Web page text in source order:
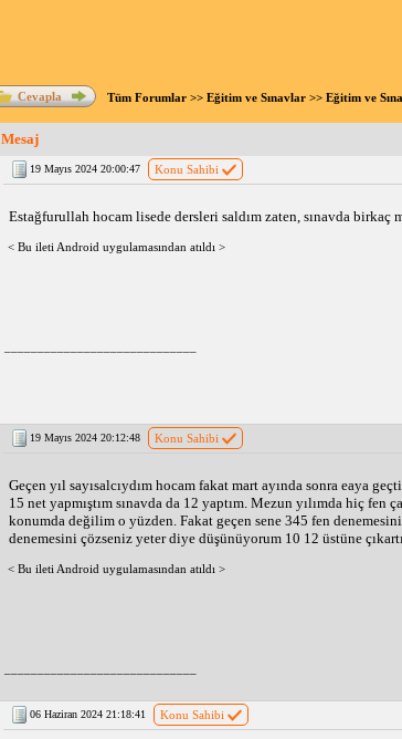
Cevapla Tüm Forumlar>> Eğitim ve Sınavlar>> Eğitim ve
Mesaj
19 Mayıs 2024 20:00:47 Konu Sahibi
Estağfurullah hocam lisede dersleri saldım zaten, sınavda
< Bu ileti Android uygulamasından atıldı >
19 Mayıs 2024 20:12:48 Konu Sahibi
Geçen yıl sayısalcıydım hocam fakat mart ayında sonra eaya
15 net yapmıştım sınavda da 12 yaptım. Mezun yılımda hiç
konumda değilim o yüzden. Fakat geçen sene 345 fen
denemesini çözseniz yeter diye düşünüyorum 10 12 üstüne
< Bu ileti Android uygulamasından atıldı >
06 Haziran 2024 21:18:41 Konu Sahibi